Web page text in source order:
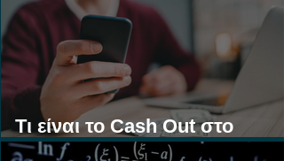
Τι είναι το Cash Out στο
Στοίχημα;